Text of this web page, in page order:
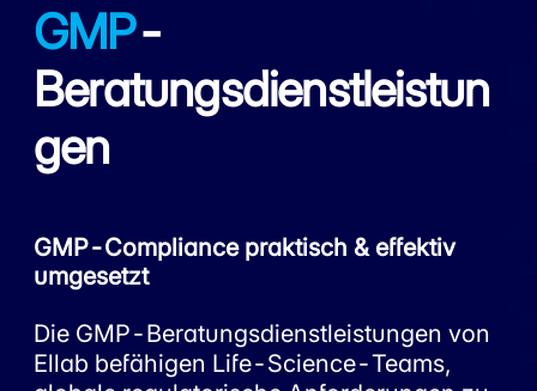
GMP-
Beratungsdienstleistun
gen
GMP-Compliance praktisch & effektiv
umgesetzt
Die GMP-Beratungsdienstleistungen von
Ellab befähigen Life-Science-Teams,